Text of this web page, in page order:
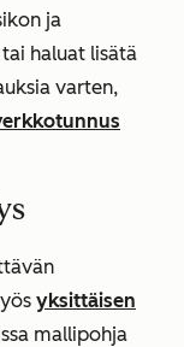
ja
haluat lisätä
varten,
yksittäisen
mallipohja